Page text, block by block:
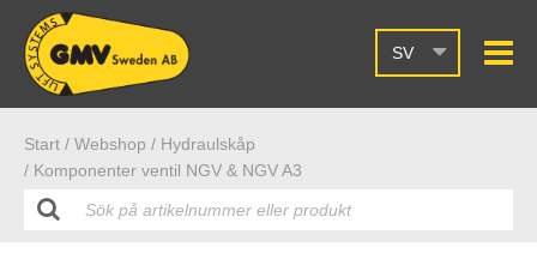
SV
Start / Webshop / Hydraulskåp
/ Komponenter ventil NGV & NGV A3